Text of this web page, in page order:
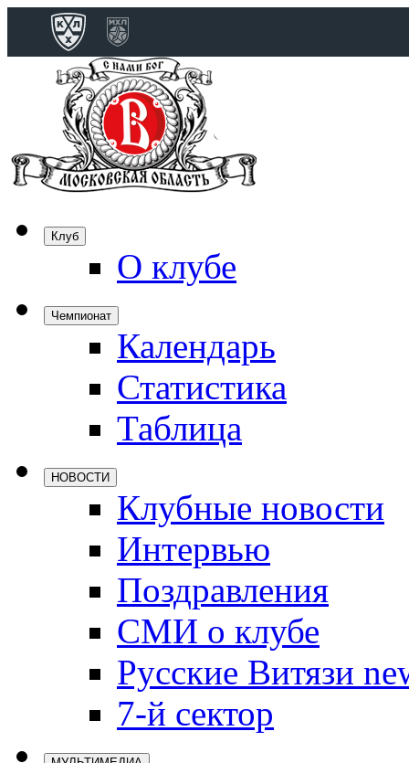
Клуб
О клубе
Чемпионат
Календарь
Статистика
Таблица
НОВОСТИ
Клубные новости
Интервью
Поздравления
СМИ о клубе
Русские Витязи
7-й сектор